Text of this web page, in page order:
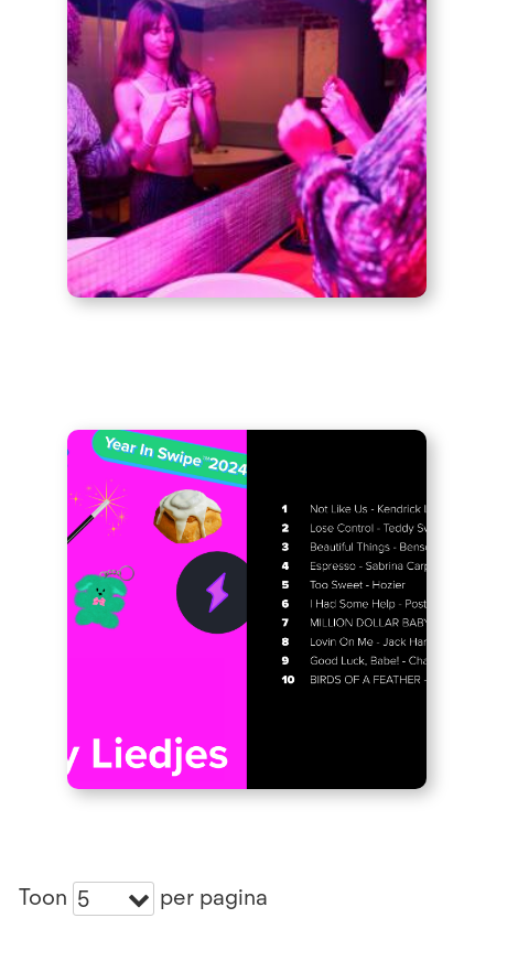
Toon 5 per pagina